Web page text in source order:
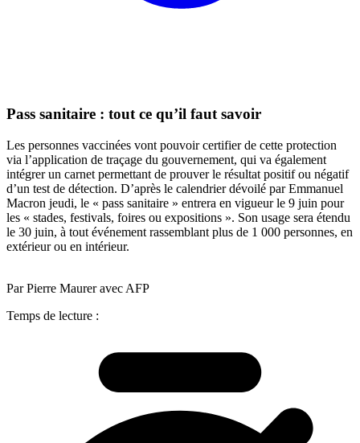
Pass sanitaire : tout ce qu’il faut savoir
Les personnes vaccinées vont pouvoir certifier de cette protection
via l’application de traçage du gouvernement, qui va également
intégrer un carnet permettant de prouver le résultat positif ou négatif
d’un test de détection. D’après le calendrier dévoilé par Emmanuel
Macron jeudi, le « pass sanitaire » entrera en vigueur le 9 juin pour
les « stades, festivals, foires ou expositions ». Son usage sera étendu
le 30 juin, à tout événement rassemblant plus de 1 000 personnes, en
extérieur ou en intérieur.
Par Pierre Maurer avec AFP
Temps de lecture :